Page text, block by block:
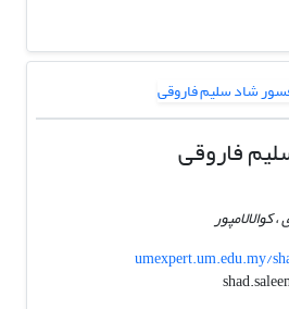
فاروقی
کوالالامپور
umexpert.um.edu.my/